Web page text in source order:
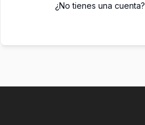
¿No tienes una cuenta?